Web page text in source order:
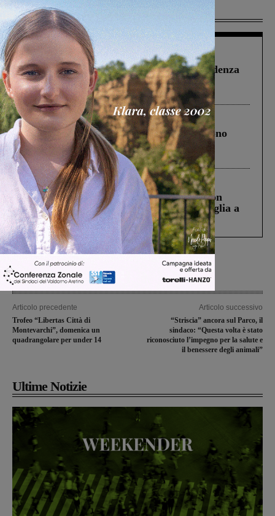
Più lette
Figline Incisa Valdarno 1 Agosto 2026
Piscina di Figline finanziata oltre la scadenza
Pnrr, il gruppo di Fratelli d’Italia: “Un
ringraziamento al Governo”
Cronaca 4 Agosto 2026
Un anno fa la strage in A1 in cui morirono
Gianni, Giulia e Franco. Lo schianto, il
processo, lo stop ai sorpassi fra tir....
Cronaca 3 Agosto 2026
Scomparso da una struttura di Castiglion
Fiorentino l’uomo che aveva ucciso la figlia a
Levane nel 2020
Articolo precedente
Trofeo “Libertas Città di
Montevarchi”, domenica un
quadrangolare per under 14
Articolo successivo
“Striscia” ancora sul Parco, il
sindaco: “Questa volta è stato
riconosciuto l’impegno per la salute e
il benessere degli animali”
Ultime Notizie